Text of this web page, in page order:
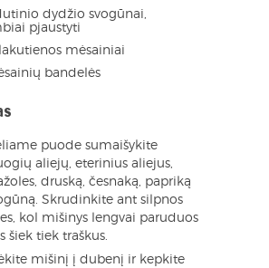
dydžio svogūnai,
pjaustyti
mėsainiai
bandelės
puode sumaišykite
aliejų, eterinius aliejus,
druską, česnaką, papriką
Skrudinkite ant silpnos
kol mišinys lengvai paruduos
šiek tiek traškus.
mišinį į dubenį ir kepkite